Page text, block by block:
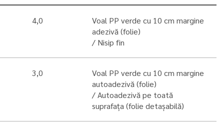
4,0
Voal PP verde cu 10 cm margine
adezivă (folie)
Nisip fin
3,0
Voal PP verde cu 10 cm margine
autoadezivă (folie)
Autoadezivă pe toată
suprafața (folie detașabilă)